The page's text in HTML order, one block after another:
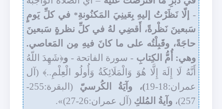
- إلّا نَظَرْتُ إليهِ بِعَينِيَ المَكنُونةِ* في كلِّ يَومٍ
سَبعينَ نَظْرةً، أَقضِي لهُ في كلِّ نظرةٍ سَبعينَ
حاجَةً، وقَبِلْتُه على ما كانَ فيهِ مِن المَعاصي.
وهي: أُمُّ الكِتابِ - سورة الفاتحة - و﴿شَهِدَ اللّهُ
أَنَّهُ لَا إِلَهَ إِلَّا هُوَ وَالْمَلَائِكَةُ وَأُولُو الْعِلْمِ..﴾ (آل
عمران:18-19
)، وآيَةُ الكُرسيّ
(البقرة:255-
257)،
وآيةُ المُلكِ (آل عمران:26-27)».